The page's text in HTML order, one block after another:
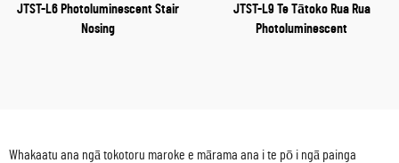
JTST-L6 Photoluminescent Stair
Nosing
JTST-L9 Te Tātoko Rua Rua
Photoluminescent
Whakaatu ana ngā tokotoru maroke e mārama ana i te pō i ngā painga